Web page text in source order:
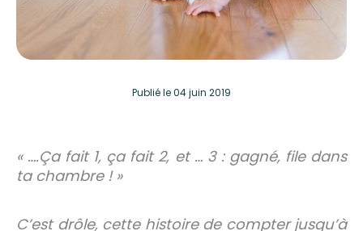
Publiéle 04 juin 2019
« ….Ça fait 1, ça fait 2, et … 3 : gagné, file dans
ta chambre ! »
C’est drôle, cette histoire de compter jusqu’à